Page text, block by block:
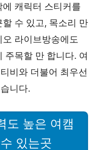
캐릭터 스티커를
수 있고, 목소리 만
라이브방송에도
주목할 만 합니다. 여
비와 더불어 최우선
니다.
도 높은 여캠
있는곳